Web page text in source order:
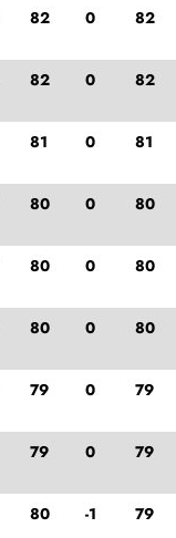
82 0 82
82 0 82
81 0 81
80 0 80
80 0 80
80 0 80
79 0 79
79 0 79
80 -1 79